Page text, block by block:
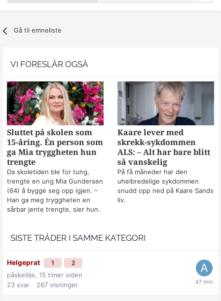
Gå til emneliste
VI FORESLÅR OGSÅ
Sluttet på skolen som
15-åring. Én person som
ga Mia tryggheten hun
trengte
Da skoletiden ble for tung,
trengte en ung Mia Gundersen
(64) å bygge seg opp igjen. –
Han ga meg tryggheten en
sårbar jente trengte, sier hun.
Kaare lever med
skrekk-sykdommen
ALS: – Alt har bare blitt
så vanskelig
På få måneder har den
uhelbredelige sykdommen
snudd opp ned på Kaare Sands
liv.
SISTE TRÅDER I SAMME KATEGORI
Helgeprat 1 2
påskelilje, 15 timer siden
23 svar 267 visninger